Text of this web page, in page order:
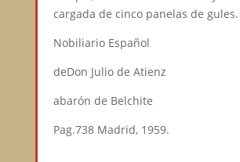
cargada de cinco panelas de gules.
Nobiliario Español
deDon Julio de Atienz
abarón de Belchite
Pag.738 Madrid, 1959.